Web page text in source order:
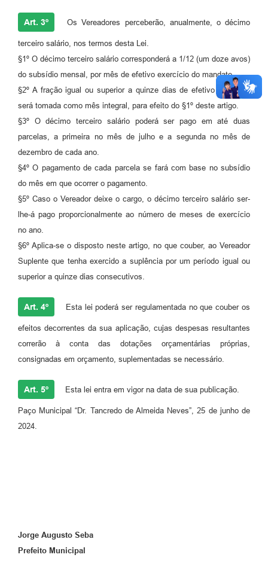
Art. 3º Os Vereadores perceberão, anualmente, o décimo
terceiro salário, nos termos desta Lei.
§1º O décimo terceiro salário corresponderá a 1/12 (um doze avos)
do subsídio mensal, por mês de efetivo exercício do mandato.
§2º A fração igual ou superior a quinze dias de efetivo exercício
será tomada como mês integral, para efeito do §1º deste artigo.
§3º O décimo terceiro salário poderá ser pago em até duas
parcelas, a primeira no mês de julho e a segunda no mês de
dezembro de cada ano.
§4º O pagamento de cada parcela se fará com base no subsídio
do mês em que ocorrer o pagamento.
§5º Caso o Vereador deixe o cargo, o décimo terceiro salário ser-
lhe-á pago proporcionalmente ao número de meses de exercício
no ano.
§6º Aplica-se o disposto neste artigo, no que couber, ao Vereador
Suplente que tenha exercido a suplência por um período igual ou
superior a quinze dias consecutivos.
Art. 4º Esta lei poderá ser regulamentada no que couber os
efeitos decorrentes da sua aplicação, cujas despesas resultantes
correrão à conta das dotações orçamentárias próprias,
consignadas em orçamento, suplementadas se necessário.
Art. 5º Esta lei entra em vigor na data de sua publicação.
Paço Municipal “Dr. Tancredo de Almeida Neves”, 25 de junho de
2024.
Jorge Augusto Seba
Prefeito Municipal